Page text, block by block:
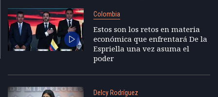
Colombia
Estos son los retos en materia
económica que enfrentará De la
Espriella una vez asuma el
poder
Delcy Rodríguez